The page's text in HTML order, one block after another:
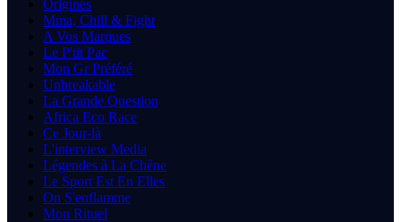
Origines
Mma, Chill & Fight
A Vos Marques
Le P'tit Pac
Mon Gr Préféré
Unbreakable
La Grande Question
Africa Eco Race
Ce Jour-là
L'interview Media
Légendes à La Chêne
Le Sport Est En Elles
On S'enflamme
Mon Rituel